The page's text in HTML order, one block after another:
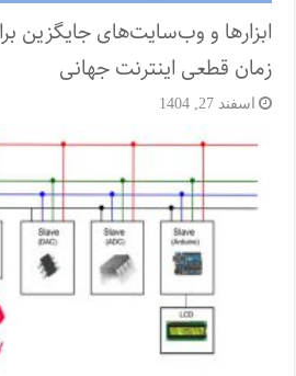
ابزارها و وب‌سایت‌های جایگزین
زمان قطعی اینترنت جهانی
اسفند 27, 1404